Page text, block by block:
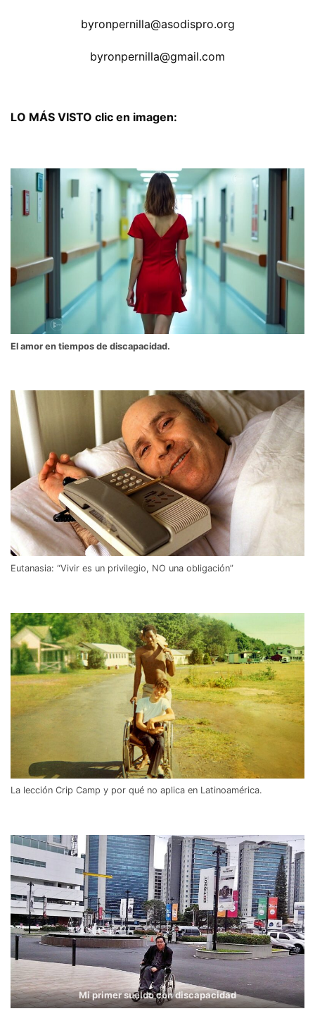
byronpernilla@asodispro.org
byronpernilla@gmail.com
LO MÁS VISTO clic en imagen:
El amor en tiempos de discapacidad.
Eutanasia: “Vivir es un privilegio, NO una obligación”
La lección Crip Camp y por qué no aplica en Latinoamérica.
Mi primer sueldo con discapacidad